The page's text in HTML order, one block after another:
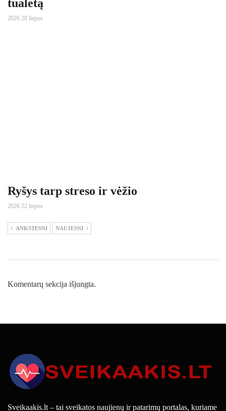
tualetą
2026 28 liepos
Ryšys tarp streso ir vėžio
2026 22 liepos
ANKSTESNI NAUJESNI
Komentarų sekcija išjungta.
Sveikaakis.lt – tai sveikatos naujienų ir patarimų portalas, kuriame